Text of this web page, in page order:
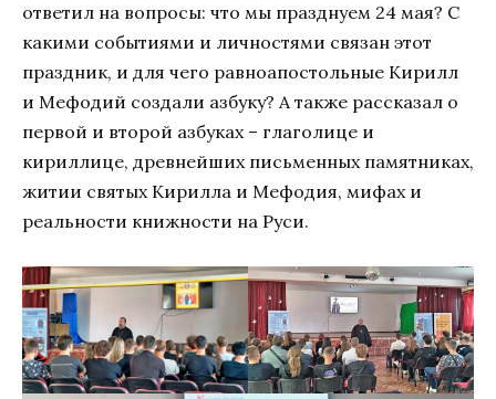
ответил на вопросы: что мы празднуем 24 мая? С
какими событиями и личностями связан этот
праздник, и для чего равноапостольные Кирилл
и Мефодий создали азбуку? А также рассказал о
первой и второй азбуках – глаголице и
кириллице, древнейших письменных памятниках,
житии святых Кирилла и Мефодия, мифах и
реальности книжности на Руси.